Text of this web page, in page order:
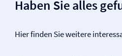
Haben Sie alles
Hier finden Sie weitere